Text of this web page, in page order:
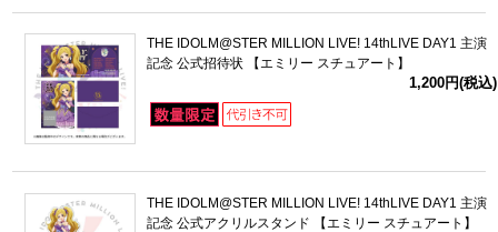
THE IDOLM@STER MILLION LIVE! 14thLIVE DAY1 主演
記念 公式招待状 【エミリー スチュアート】
1,200円(税込)
THE IDOLM@STER MILLION LIVE! 14thLIVE DAY1 主演
記念 公式アクリルスタンド 【エミリー スチュアート】